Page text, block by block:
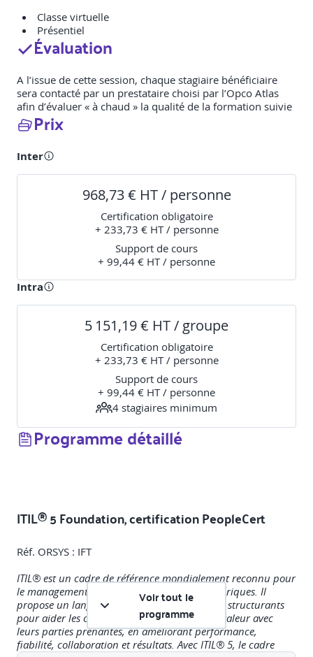
Classe virtuelle
Présentiel
Évaluation
A l’issue de cette session, chaque stagiaire bénéficiaire
sera contacté par un prestataire choisi par l’Opco Atlas
afin d’évaluer « à chaud » la qualité de la formation suivie
Prix
Inter
968,73 € HT / personne
Certification obligatoire
+ 233,73 € HT / personne
Support de cours
+ 99,44 € HT / personne
Intra
5 151,19 € HT / groupe
Certification obligatoire
+ 233,73 € HT / personne
Support de cours
+ 99,44 € HT / personne
4 stagiaires minimum
Programme détaillé
ITIL® 5 Foundation, certification PeopleCert
Réf. ORSYS : IFT
ITIL® est un cadre de référence mondialement reconnu pour
le management des produits et services numériques. Il
propose un langage commun et des concepts structurants
pour aider les organisations à co-créer de la valeur avec
leurs parties prenantes, en améliorant performance,
fiabilité, collaboration et résultats. Avec ITIL® 5, le cadre
Voir tout le
programme